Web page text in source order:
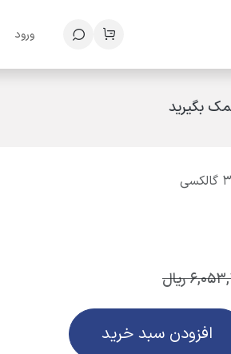
ورود
بگیرید
ریال
افزودن سبد خرید